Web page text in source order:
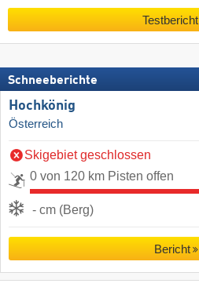
Testbericht
Schneeberichte
Hochkönig
Österreich
Skigebiet geschlossen
0 von 120 km Pisten offen
- cm (Berg)
Bericht